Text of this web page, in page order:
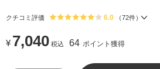
クチコミ評価 6.0 （72件）
¥ 7,040 税込 64 ポイント獲得